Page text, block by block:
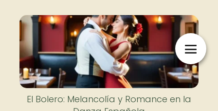
El Bolero: Melancolía y Romance en la